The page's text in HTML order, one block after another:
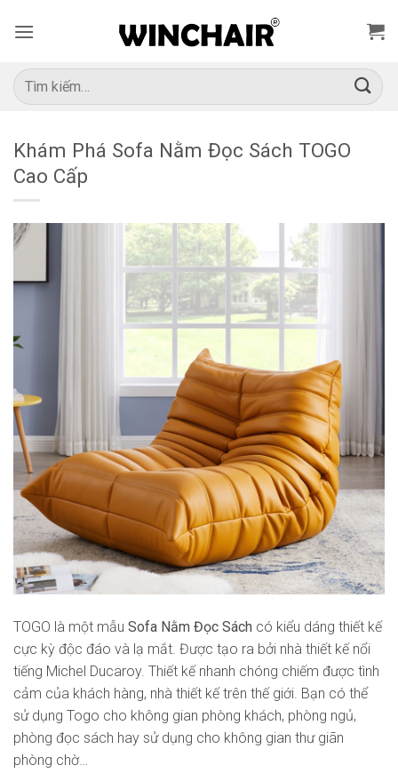
qua
dung
Tìm
kiếm:
Khám Phá Sofa Nằm Đọc Sách TOGO
Cao Cấp
TOGO là một mẫu Sofa Nằm Đọc Sách có kiểu dáng thiết kế
cực kỳ độc đáo và lạ mắt. Được tạo ra bởi nhà thiết kế nổi
tiếng Michel Ducaroy. Thiết kế nhanh chóng chiếm được tình
cảm của khách hàng, nhà thiết kế trên thế giới. Bạn có thể
sử dụng Togo cho không gian phòng khách, phòng ngủ,
phòng đọc sách hay sử dụng cho không gian thư giãn
phòng chờ…